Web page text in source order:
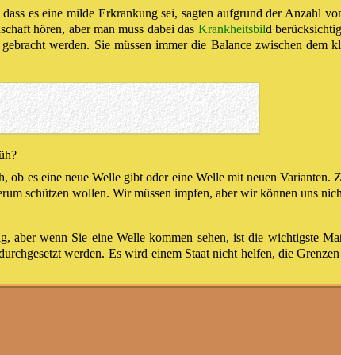
es eine milde Erkrankung sei, sagten aufgrund der Anzahl
hören, aber man muss dabei das Krankheitsbild
werden. Sie müssen immer die Balance zwischen dem
es eine neue Welle gibt oder eine Welle mit neuen Varianten.
schützen wollen. Wir müssen impfen, aber wir können uns
wenn Sie eine Welle kommen sehen, ist die wichtigste
werden. Es wird einem Staat nicht helfen, die